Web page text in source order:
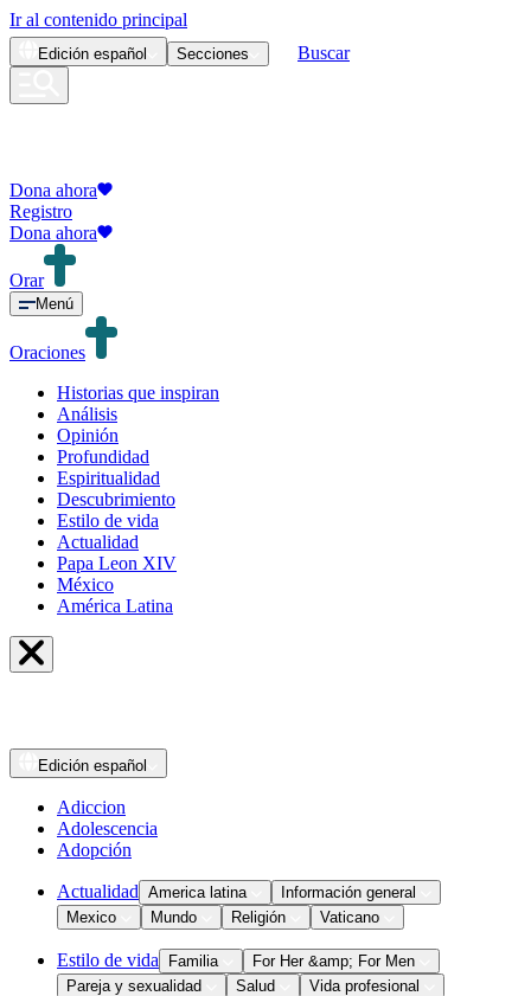
Ir al contenido principal
Edición español Secciones Buscar
Dona ahora
Registro
Dona ahora
Orar
Menú
Oraciones
Historias que inspiran
Análisis
Opinión
Profundidad
Espiritualidad
Descubrimiento
Estilo de vida
Actualidad
Papa Leon XIV
México
América Latina
Edición español
Adiccion
Adolescencia
Adopción
Actualidad America latina
Información general
Mexico
Mundo Religión Vaticano
Estilo de vida Familia
For Her &amp; For Men
Pareja y sexualidad
Salud Vida profesional